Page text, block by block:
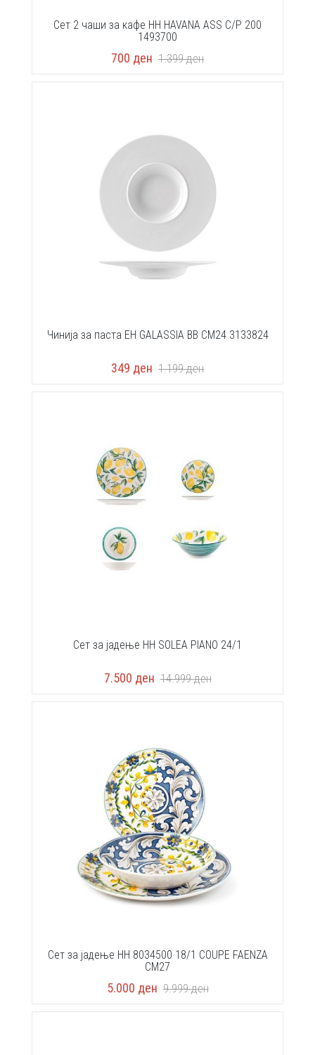
Сет 2 чаши за кафе HH HAVANA ASS C/P 200
1493700
700 ден 1.399ден
Чинија за паста EH GALASSIA BB CM24 3133824
349 ден 1.199ден
Сет за јадење HH SOLEA PIANO 24/1
7.500 ден 14.999ден
Сет за јадење HH 8034500 18/1 COUPE FAENZA
CM27
5.000 ден 9.999ден